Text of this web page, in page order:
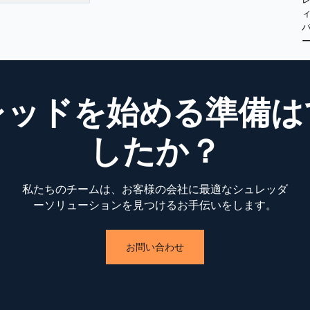
ドを始める準備
したか？
私たちのチームは、お客様の会社に最適なシュレッダ
ーソリューションを見つけるお手伝いをします。
お問い合わせ